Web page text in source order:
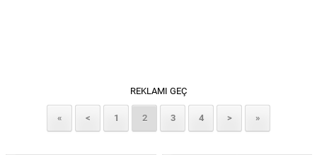
REKLAMI GEÇ
« < 1 2 3 4 > »